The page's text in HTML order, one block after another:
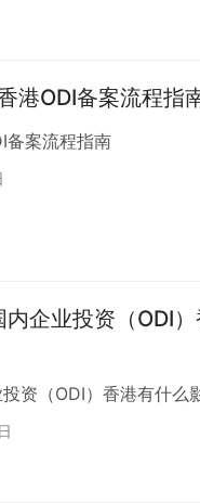
港ODI备案流程指
备案流程指南
企业投资（ODI
资（ODI）香港有什么